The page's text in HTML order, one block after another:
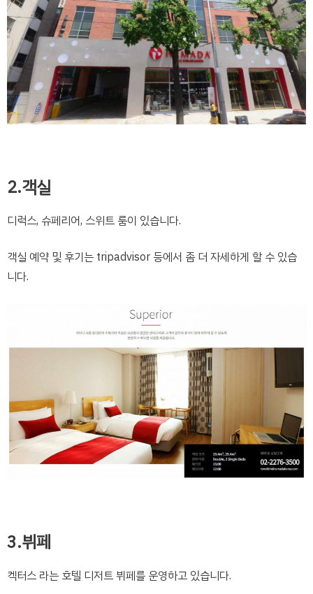
2.객실
디럭스, 슈페리어, 스위트 룸이 있습니다.
객실 예약 및 후기는 tripadvisor 등에서 좀 더 자세하게 할 수 있습
니다.
3.뷔페
켁터스 라는 호텔 디저트 뷔페를 운영하고 있습니다.